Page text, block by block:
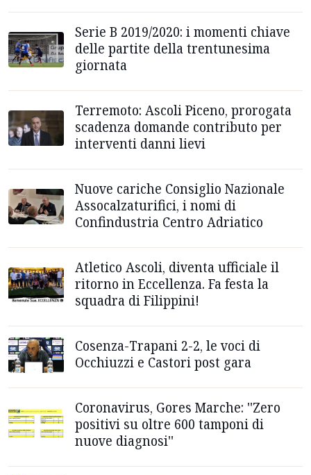
Serie B 2019/2020: i momenti chiave
delle partite della trentunesima
giornata
Terremoto: Ascoli Piceno, prorogata
scadenza domande contributo per
interventi danni lievi
Nuove cariche Consiglio Nazionale
Assocalzaturifici, i nomi di
Confindustria Centro Adriatico
Atletico Ascoli, diventa ufficiale il
ritorno in Eccellenza. Fa festa la
squadra di Filippini!
Cosenza-Trapani 2-2, le voci di
Occhiuzzi e Castori post gara
Coronavirus, Gores Marche: ''Zero
positivi su oltre 600 tamponi di
nuove diagnosi''